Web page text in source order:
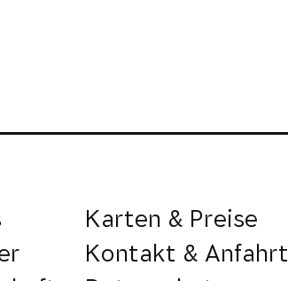
Karten & Preise
Kontakt & Anfahrt